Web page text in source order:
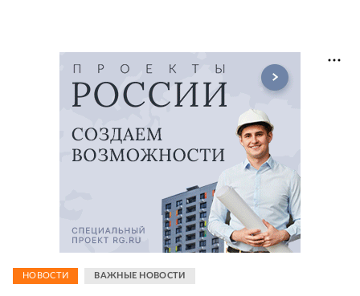
НОВОСТИ ВАЖНЫЕ НОВОСТИ